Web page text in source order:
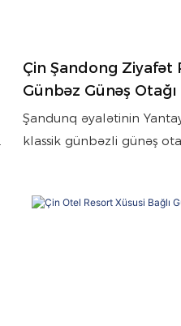
Çin Şandong Ziyafət
Günbəz Günəş Otağı
Şandunq əyalətinin
klassik günbəzli günəş